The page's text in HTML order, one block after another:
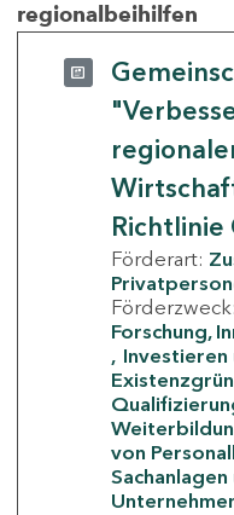
regionalbeihilfen
Richtlinie
Förderart:
Förderzweck:
Forschung,
Investieren
von